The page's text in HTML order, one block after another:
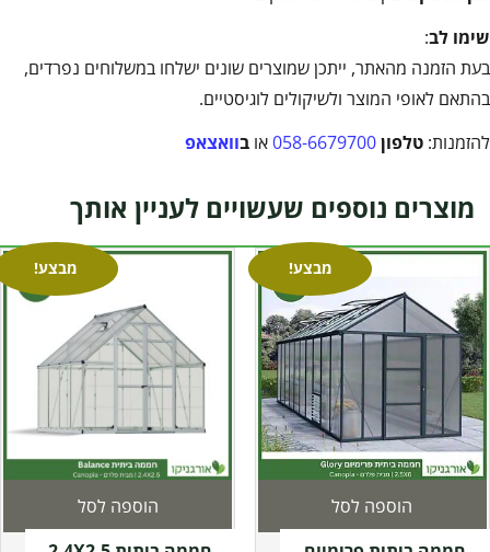
שימו לב:
בעת הזמנה מהאתר, ייתכן שמוצרים שונים ישלחו במשלוחים נפרדים,
בהתאם לאופי המוצר ולשיקולים לוגיסטיים.
להזמנות: טלפון058-6679700או בוואצאפ
מוצרים נוספים שעשויים לעניין אותך
מבצע!
הוספה לסל
מבצע!
הוספה לסל